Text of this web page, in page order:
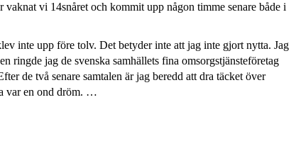
vaknat vi 14snåret och kommit upp någon timme senare både i
inte upp före tolv. Det betyder inte att jag inte gjort nytta. Jag
ringde jag de svenska samhällets fina omsorgstjänsteföretag
de två senare samtalen är jag beredd att dra täcket över
var en ond dröm. …